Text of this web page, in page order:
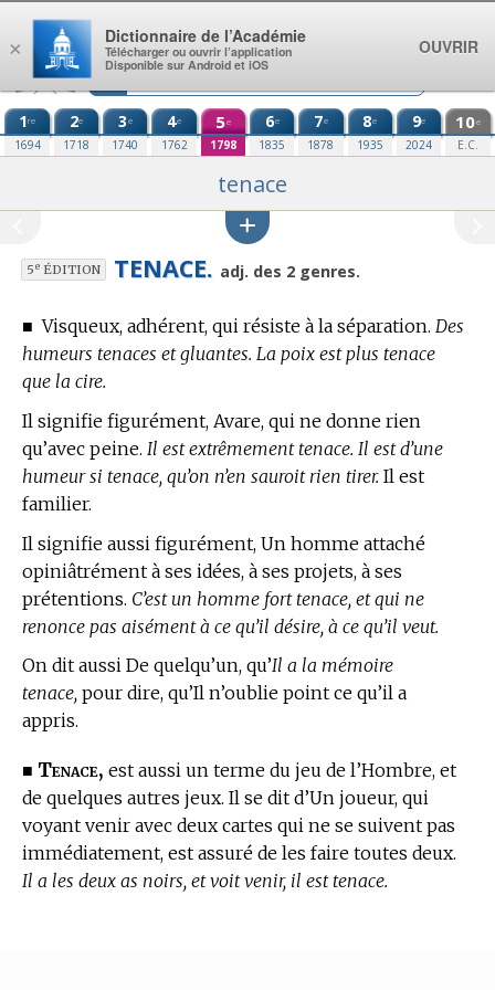
Aller au contenu
1re
1694
2e
1718
3e
1740
4e
1762
5e
1798
6e
1835
7e
1878
8e
1935
9e
2024
10e
E.C.
tenace
5eÉDITION TENACE. adj. des 2 genres.
■Visqueux, adhérent, qui résiste à la séparation. Des
humeurs tenaces et gluantes. La poix est plus tenace
que la cire.
Il signifie figurément, Avare, qui ne donne rien
qu’avec peine. Il est extrêmement tenace. Il est d’une
humeur si tenace, qu’on n’en sauroit rien tirer. Il est
familier.
Il signifie aussi figurément, Un homme attaché
opiniâtrément à ses idées, à ses projets, à ses
prétentions. C’est un homme fort tenace, et qui ne
renonce pas aisément à ce qu’il désire, à ce qu’il veut.
On dit aussi De quelqu’un, qu’Il a la mémoire
tenace, pour dire, qu’Il n’oublie point ce qu’il a
appris.
■ Tenace, est aussi un terme du jeu de l’Hombre, et
de quelques autres jeux. Il se dit d’Un joueur, qui
voyant venir avec deux cartes qui ne se suivent pas
immédiatement, est assuré de les faire toutes deux.
Il a les deux as noirs, et voit venir, il est tenace.
×
Dictionnaire de l’Académie
Télécharger ou ouvrir l’application
Disponible sur Android et iOS
OUVRIR